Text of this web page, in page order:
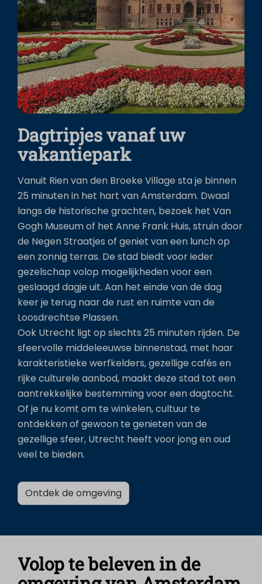
Dagtripjes vanaf uw
vakantiepark
Vanuit Rien van den Broeke Village sta je binnen
25 minuten in het hart van Amsterdam. Dwaal
langs de historische grachten, bezoek het Van
Gogh Museum of het Anne Frank Huis, struin door
de Negen Straatjes of geniet van een lunch op
een zonnig terras. De stad biedt voor ieder
gezelschap volop mogelijkheden voor een
geslaagd dagje uit. Aan het einde van de dag
keer je terug naar de rust en ruimte van de
Loosdrechtse Plassen.
Ook Utrecht ligt op slechts 25 minuten rijden. De
sfeervolle middeleeuwse binnenstad, met haar
karakteristieke werfkelders, gezellige cafés en
rijke culturele aanbod, maakt deze stad tot een
aantrekkelijke bestemming voor een dagtocht.
Of je nu komt om te winkelen, cultuur te
ontdekken of gewoon te genieten van de
gezellige sfeer, Utrecht heeft voor jong en oud
veel te bieden.
Ontdek de omgeving
Volop te beleven in de